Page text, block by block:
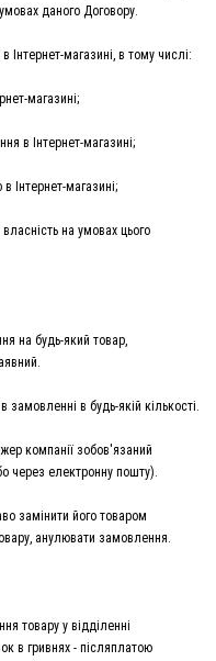
даного Договору.
Інтернет-магазині, в тому числі:
магазині;
в Інтернет-магазині;
Інтернет-магазині;
на умовах цього
на будь-який товар,
в будь-якій кількості.
компанії зобов'язаний
через електронну пошту).
замінити його товаром
анулювати замовлення.
товару у відділенні
в гривнях - післяплатою